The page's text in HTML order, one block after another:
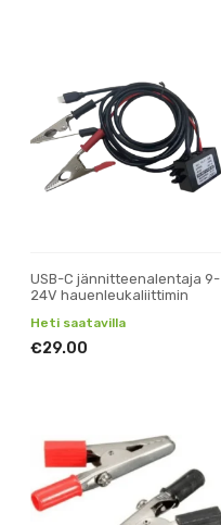
USB-C jännitteenalentaja 9-
24V hauenleukaliittimin
Heti saatavilla
€29.00